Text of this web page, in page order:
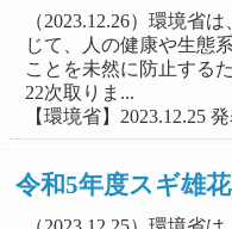
（2023.12.26）環境省
じて、人の健康や生態
ことを未然に防止する
22次取りま...
【環境省】2023.12.25
令和5年度スギ雄